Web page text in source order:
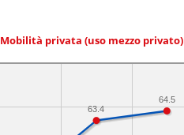
Mobilità privata (uso mezzo privato)
64.5
63.4